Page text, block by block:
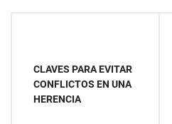
entradas
CLAVES PARA EVITAR
CONFLICTOS EN UNA
HERENCIA